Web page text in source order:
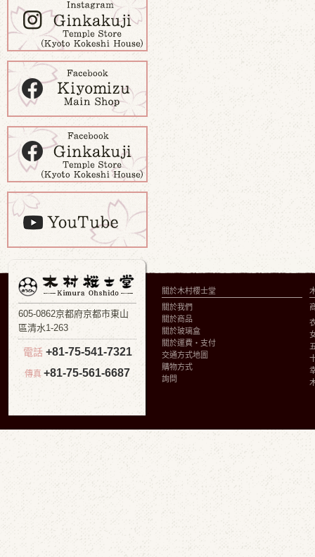
605-0862京都府京都市東山
區清水1-263
電話 +81-75-541-7321
傳真 +81-75-561-6687
關於木村櫻士堂
關於我們
關於商品
關於玻璃盒
關於運費・支付
交通方式地圖
購物方式
詢問